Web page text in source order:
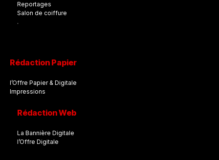
Reportages
Salon de coiffure
.
Rédaction Papier
l’Offre Papier & Digitale
Impressions
Rédaction Web
La Bannière Digitale
l’Offre Digitale